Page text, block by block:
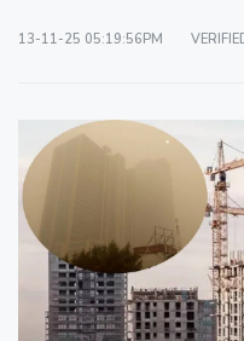
13-11-25 05:19:56PM